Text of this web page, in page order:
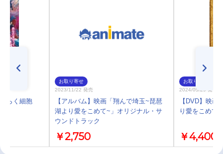
らく細胞
お取り寄せ
2023/11/22 発売
【アルバム】映画「翔んで埼玉~琵琶
湖より愛をこめて~」オリジナル・サ
ウンドトラック
￥2,750
お取り寄せ
2024/05/29 発売
【DVD】映
り愛をこめて
￥4,400